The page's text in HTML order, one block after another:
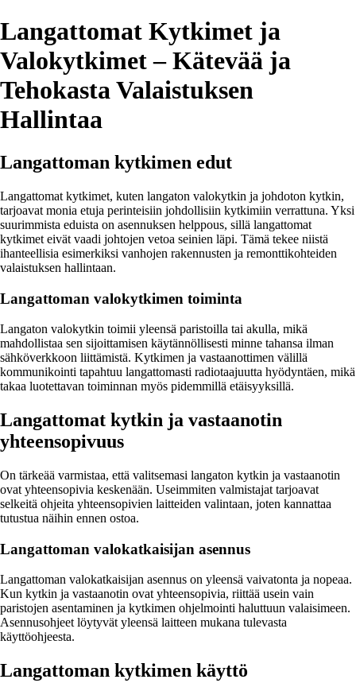
Langattomat Kytkimet ja
Valokytkimet – Kätevää ja
Tehokasta Valaistuksen
Hallintaa
Langattoman kytkimen edut
Langattomat kytkimet, kuten langaton valokytkin ja johdoton kytkin,
tarjoavat monia etuja perinteisiin johdollisiin kytkimiin verrattuna. Yksi
suurimmista eduista on asennuksen helppous, sillä langattomat
kytkimet eivät vaadi johtojen vetoa seinien läpi. Tämä tekee niistä
ihanteellisia esimerkiksi vanhojen rakennusten ja remonttikohteiden
valaistuksen hallintaan.
Langattoman valokytkimen toiminta
Langaton valokytkin toimii yleensä paristoilla tai akulla, mikä
mahdollistaa sen sijoittamisen käytännöllisesti minne tahansa ilman
sähköverkkoon liittämistä. Kytkimen ja vastaanottimen välillä
kommunikointi tapahtuu langattomasti radiotaajuutta hyödyntäen, mikä
takaa luotettavan toiminnan myös pidemmillä etäisyyksillä.
Langattomat kytkin ja vastaanotin
yhteensopivuus
On tärkeää varmistaa, että valitsemasi langaton kytkin ja vastaanotin
ovat yhteensopivia keskenään. Useimmiten valmistajat tarjoavat
selkeitä ohjeita yhteensopivien laitteiden valintaan, joten kannattaa
tutustua näihin ennen ostoa.
Langattoman valokatkaisijan asennus
Langattoman valokatkaisijan asennus on yleensä vaivatonta ja nopeaa.
Kun kytkin ja vastaanotin ovat yhteensopivia, riittää usein vain
paristojen asentaminen ja kytkimen ohjelmointi haluttuun valaisimeen.
Asennusohjeet löytyvät yleensä laitteen mukana tulevasta
käyttöohjeesta.
Langattoman kytkimen käyttö